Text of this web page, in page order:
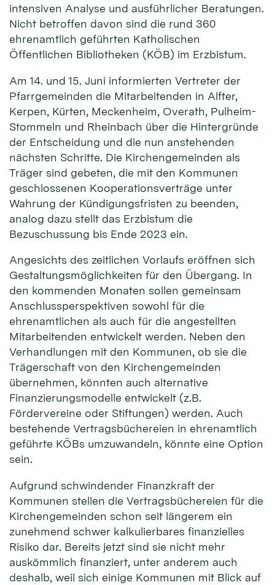
intensiven Analyse und ausführlicher Beratungen.
Nicht betroffen davon sind die rund 360
ehrenamtlich geführten Katholischen
Öffentlichen Bibliotheken (KÖB) im Erzbistum.
Am 14. und 15. Juni informierten Vertreter der
Pfarr­gemeinden die Mitarbeitenden in Alfter,
Kerpen, Kürten, Meckenheim, Overath, Pulheim-
Stommeln und Rheinbach über die Hintergründe
der Entscheidung und die nun anstehenden
nächsten Schritte. Die Kirchen­gemeinden als
Träger sind gebeten, die mit den Kommunen
geschlossenen Kooperations­verträge unter
Wahrung der Kündigungs­fristen zu beenden,
analog dazu stellt das Erzbistum die
Bezuschussung bis Ende 2023 ein.
Angesichts des zeitlichen Vorlaufs eröffnen sich
Gestaltungs­möglichkeiten für den Übergang. In
den kommenden Monaten sollen gemeinsam
Anschluss­perspektiven sowohl für die
ehrenamtlichen als auch für die angestellten
Mitarbeitenden entwickelt werden. Neben den
Verhandlungen mit den Kommunen, ob sie die
Trägerschaft von den Kirchen­gemeinden
übernehmen, könnten auch alternative
Finanzierungs­modelle entwickelt (z.B.
Fördervereine oder Stiftungen) werden. Auch
bestehende Vertrags­büchereien in ehrenamtlich
geführte KÖBs umzuwandeln, könnte eine Option
sein.
Aufgrund schwindender Finanzkraft der
Kommunen stellen die Vertrags­büchereien für die
Kirchen­gemeinden schon seit längerem ein
zunehmend schwer kalkulierbares finanzielles
Risiko dar. Bereits jetzt sind sie nicht mehr
auskömmlich finanziert, unter anderem auch
deshalb, weil sich einige Kommunen mit Blick auf